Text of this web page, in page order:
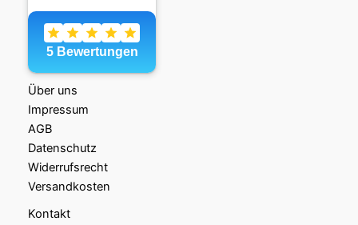
Über uns
Impressum
AGB
Datenschutz
Widerrufsrecht
Versandkosten
Kontakt